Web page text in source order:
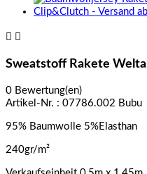
 
Sweatstoff Rakete Weltall
0 Bewertung(en)
Artikel-Nr. : 07786.002 Bubu
95% Baumwolle 5%Elasthan
240gr/m²